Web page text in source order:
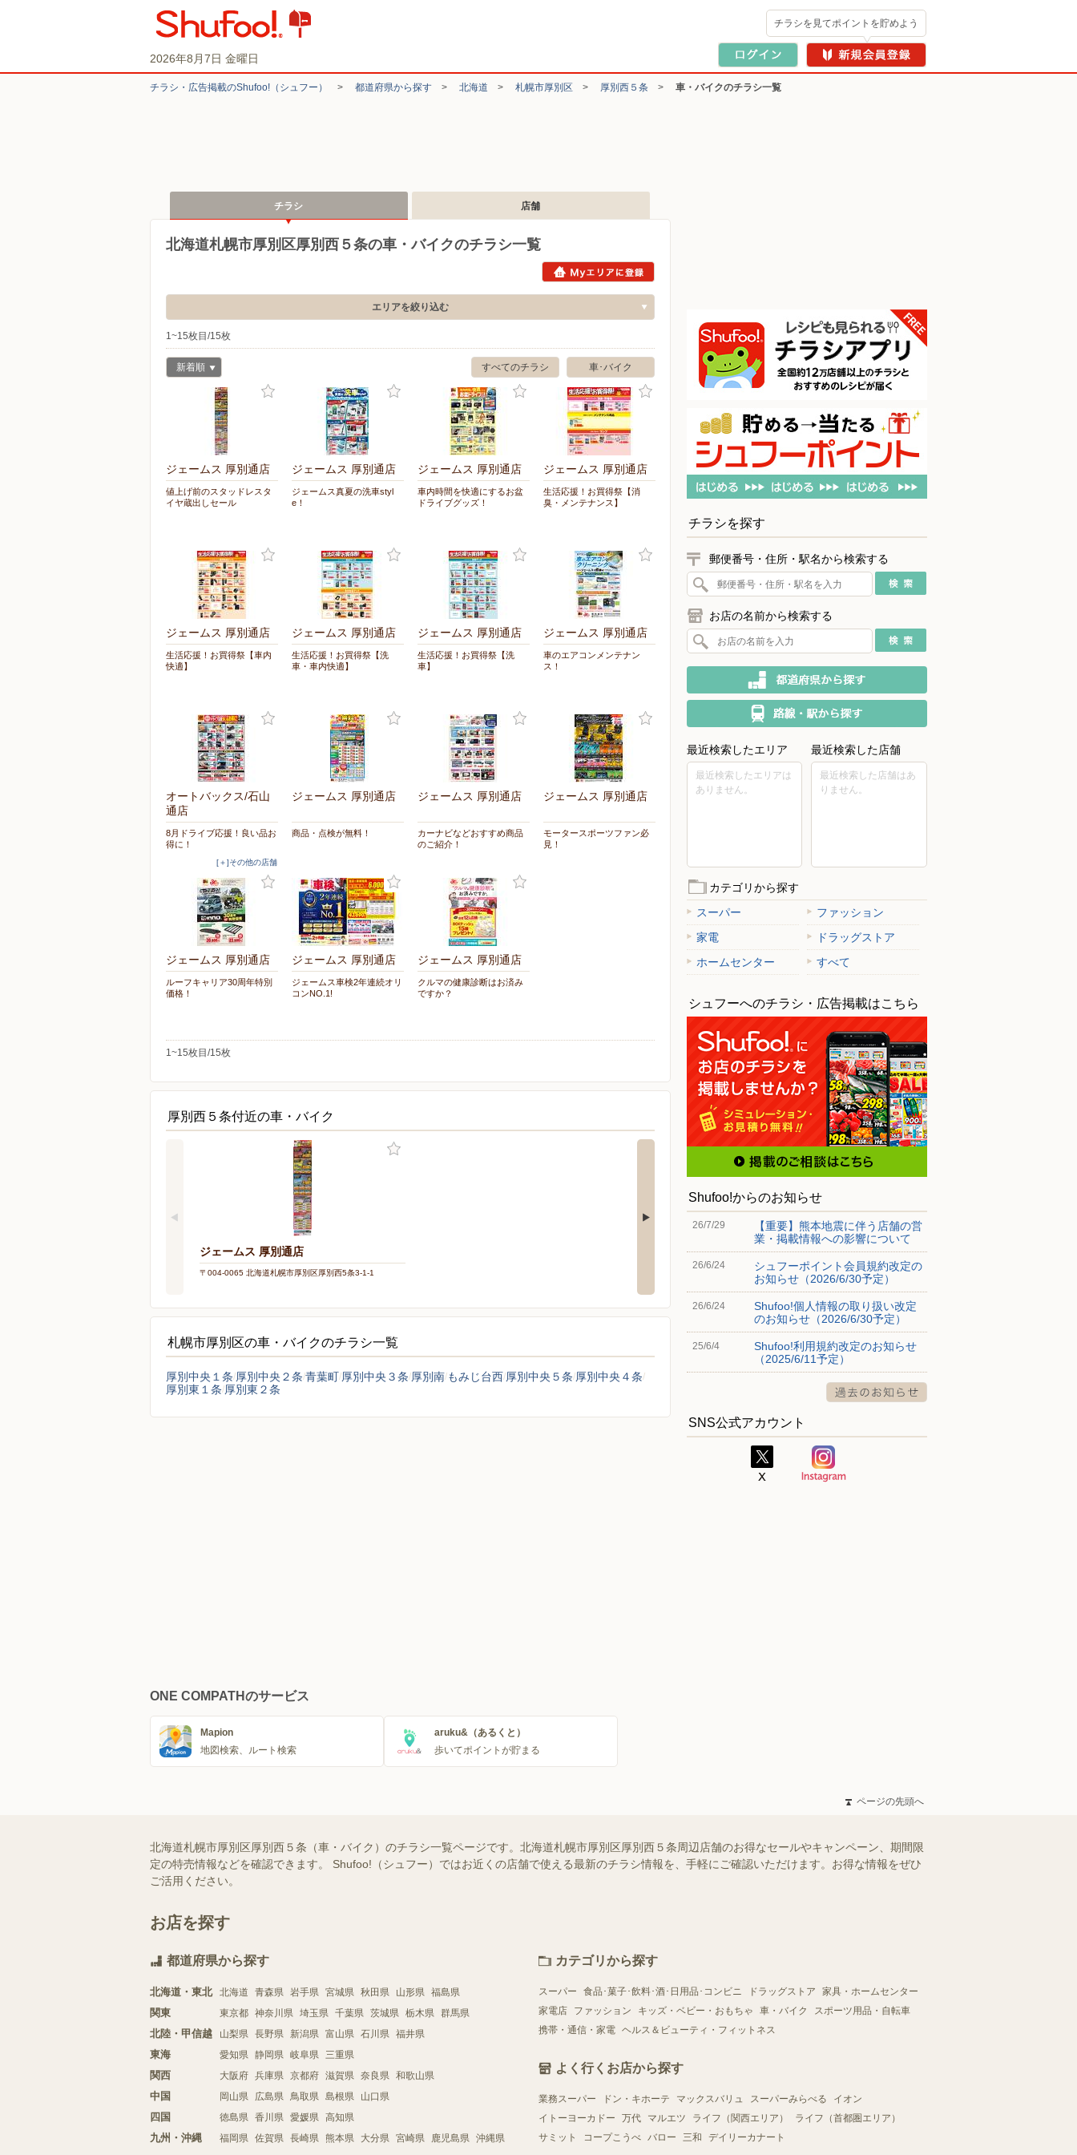
2026年8月7日 金曜日
チラシを見てポイントを貯めよう
チラシ・​広告掲載の​Shufoo!​（シュフー） > 都道府県から探す > 北海道 > 札幌市厚別区 > 厚別西５条 > 車・バイクのチラシ一覧
チラシ 店舗
北海道札幌市厚別区厚別西５条の車・バイクのチラシ一覧
エリアを絞り込む
1~15枚目/15枚
車･バイク
すべてのチラシ
新着順
ジェームス 厚別通店
値上げ前のスタッドレスタ
イヤ蔵出しセール
ジェームス 厚別通店
ジェームス真夏の洗車styl
e！
ジェームス 厚別通店
車内時間を快適にするお盆
ドライブグッズ！
ジェームス 厚別通店
生活応援！お買得祭【消
臭・メンテナンス】
ジェームス 厚別通店
生活応援！お買得祭【車内
快適】
ジェームス 厚別通店
生活応援！お買得祭【洗
車・車内快適】
ジェームス 厚別通店
生活応援！お買得祭【洗
車】
ジェームス 厚別通店
車のエアコンメンテナン
ス！
オートバックス/石山
通店
8月ドライブ応援！良い品お
得に！
[＋]その他の店舗
ジェームス 厚別通店
商品・点検が無料！
ジェームス 厚別通店
カーナビなどおすすめ商品
のご紹介！
ジェームス 厚別通店
モータースポーツファン必
見！
ジェームス 厚別通店
ルーフキャリア30周年特別
価格！
ジェームス 厚別通店
ジェームス車検2年連続オリ
コンNO.1!
ジェームス 厚別通店
クルマの健康診断はお済み
ですか？
1~15枚目/15枚
厚別西５条付近の車・バイク
ジェームス 厚別通店
〒004-0065 北海道札幌市厚別区厚別西5条3-1-1
札幌市厚別区の車・バイクのチラシ一覧
厚別中央１条 厚別中央２条 青葉町 厚別中央３条 厚別南 もみじ台西 厚別中央５条 厚別中央４条
厚別東１条 厚別東２条
チラシを探す
郵便番号・住所・駅名から検索する
お店の名前から検索する
最近検索したエリア
最近検索したエリアは
ありません。
最近検索した店舗
最近検索した店舗はあ
りません。
カテゴリから探す
スーパー
ファッション
家電
ドラッグストア
ホームセンター
すべて
シュフーへのチラシ・広告掲載はこちら
Shufoo!からのお知らせ
26/7/29
【重要】熊本地震に伴う店舗の営
業・掲載情報への影響について
26/6/24
シュフーポイント会員規約改定の
お知らせ（2026/6/30予定）
26/6/24
Shufoo!個人情報の取り扱い改定
のお知らせ（2026/6/30予定）
25/6/4
Shufoo!利用規約改定のお知らせ
（2025/6/11予定）
SNS公式アカウント
ONE COMPATHのサービス
Mapion
地図検索、ルート検索
aruku&（あるくと）
歩いてポイントが貯まる
ページの先頭へ
北海道札幌市厚別区厚別西５条（車・バイク）のチラシ一覧ページです。北海道札幌市厚別区厚別西５条周辺店舗のお得なセールやキャンペーン、期間限
定の特売情報などを確認できます。 Shufoo!（シュフー）ではお近くの店舗で使える最新のチラシ情報を、手軽にご確認いただけます。お得な情報をぜひ
ご活用ください。
お店を探す
都道府県から探す
北海道・東北 北海道 青森県 岩手県 宮城県 秋田県 山形県 福島県
関東 東京都 神奈川県 埼玉県 千葉県 茨城県 栃木県 群馬県
北陸・甲信越 山梨県 長野県 新潟県 富山県 石川県 福井県
東海 愛知県 静岡県 岐阜県 三重県
関西 大阪府 兵庫県 京都府 滋賀県 奈良県 和歌山県
中国 岡山県 広島県 鳥取県 島根県 山口県
四国 徳島県 香川県 愛媛県 高知県
九州・沖縄 福岡県 佐賀県 長崎県 熊本県 大分県 宮崎県 鹿児島県 沖縄県
カテゴリから探す
スーパー 食品･菓子･飲料･酒･日用品･コンビニ ドラッグストア
家具・ホームセンター
家電店
ファッション キッズ・ベビー・おもちゃ 車・バイク
スポーツ用品・自転車
携帯・通信・家電 ヘルス＆ビューティ・フィットネス
よく行くお店から探す
業務スーパー ドン・キホーテ マックスバリュ スーパーみらべる
イオン
イトーヨーカドー
万代 マルエツ ライフ（関西エリア）
ライフ（首都圏エリア）
サミット
コープこうべ バロー 三和 デイリーカナート